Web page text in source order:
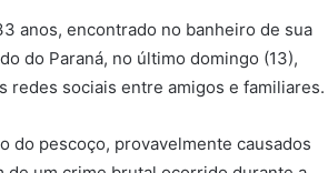
anos, encontrado no banheiro de sua
do Paraná, no último domingo (13),
redes sociais entre amigos e familiares.
do pescoço, provavelmente causados